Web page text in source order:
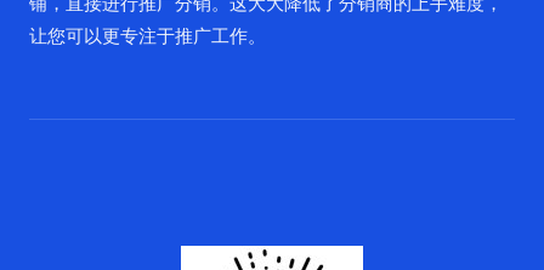
让您可以更专注于推广工作。